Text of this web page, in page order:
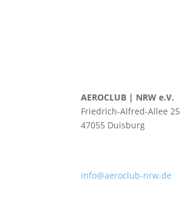
AEROCLUB | NRW e.V.
Friedrich-Alfred-Allee 25
47055 Duisburg
info@aeroclub-nrw.de